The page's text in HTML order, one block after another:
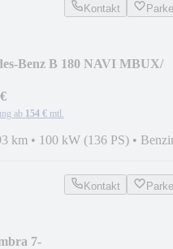
Kontakt
Benz B 180 NAVI MBUX/
ab 154 € mtl.
km • 100 kW (136 PS) •
Kontakt
7-